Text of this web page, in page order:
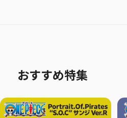
おすすめ特集